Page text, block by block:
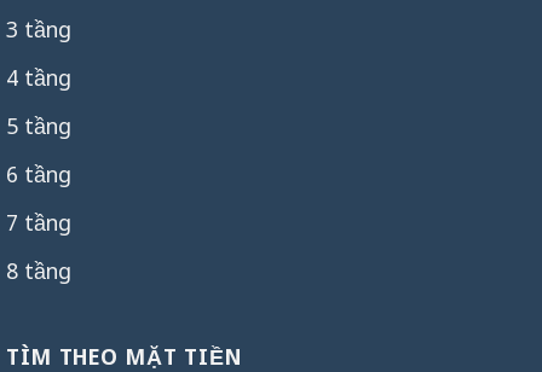
3 tầng
4 tầng
5 tầng
6 tầng
7 tầng
8 tầng
TÌM THEO MẶT TIỀN